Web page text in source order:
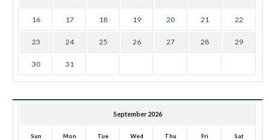
16 17 18 19 20 21 22
23 24 25 26 27 28 29
30 31
September 2026
Sun Mon Tue Wed Thu Fri Sat